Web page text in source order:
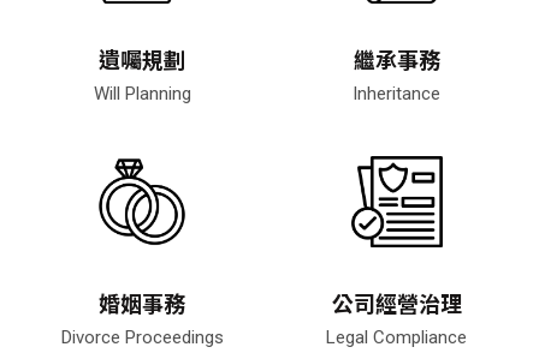
遺囑規劃
Will Planning
繼承事務
Inheritance
婚姻事務
Divorce Proceedings
公司經營治理
Legal Compliance